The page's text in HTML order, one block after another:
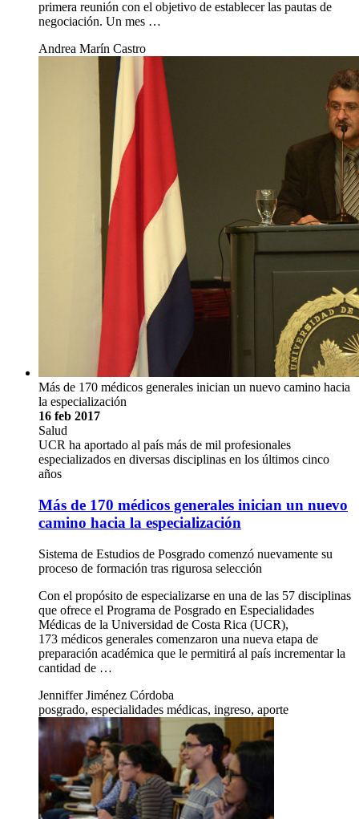
primera reunión con el objetivo de establecer las pautas de
negociación. Un mes …
Andrea Marín Castro
Más de 170 médicos generales inician un nuevo camino hacia
la especialización
16 feb 2017
Salud
UCR ha aportado al país más de mil profesionales
especializados en diversas disciplinas en los últimos cinco
años
Más de 170 médicos generales inician un nuevo
camino hacia la especialización
Sistema de Estudios de Posgrado comenzó nuevamente su
proceso de formación tras rigurosa selección
Con el propósito de especializarse en una de las 57 disciplinas
que ofrece el Programa de Posgrado en Especialidades
Médicas de la Universidad de Costa Rica (UCR),
173 médicos generales comenzaron una nueva etapa de
preparación académica que le permitirá al país incrementar la
cantidad de …
Jenniffer Jiménez Córdoba
posgrado, especialidades médicas, ingreso, aporte